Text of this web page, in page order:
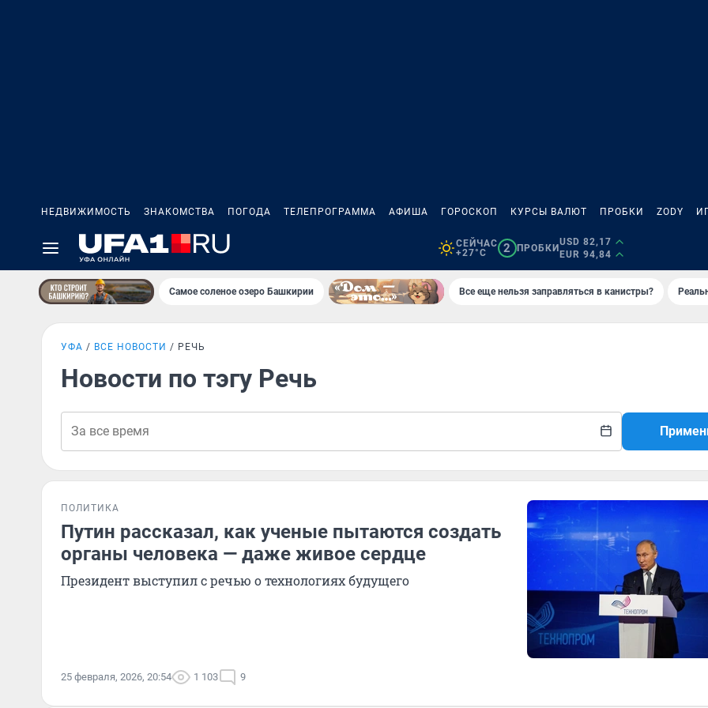
НЕДВИЖИМОСТЬ ЗНАКОМСТВА ПОГОДА ТЕЛЕПРОГРАММА АФИША ГОРОСКОП КУРСЫ ВАЛЮТ ПРОБКИ ZODY
СЕЙЧАС
+27°C
2 ПРОБКИ
USD 82,17
EUR 94,84
Самое соленое озеро Башкирии Все еще нельзя заправляться в канистры?
УФА ВСЕ НОВОСТИ РЕЧЬ
Новости по тэгу Речь
ПОЛИТИКА
Путин рассказал, как ученые пытаются создать
органы человека — даже живое сердце
Президент выступил с речью о технологиях будущего
25 февраля, 2026, 20:54 1 103 9